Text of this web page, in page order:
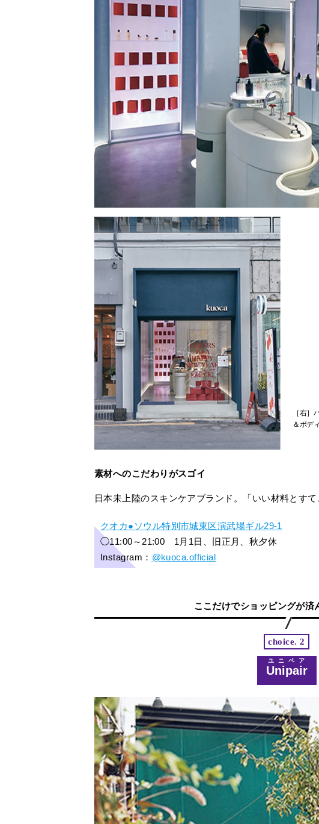
［右
＆ボデ
素材へのこだわりがスゴイ
日本未上陸のスキンケアブランド。「いい材料とす
クオカ●ソウル特別市城東区演武場ギル29-1
◯11:00～21:00 1月1日、旧正月、秋夕休
Instagram： @kuoca.official
ここだけでショッピングが済
choice. 2
Unipair
ユニペア